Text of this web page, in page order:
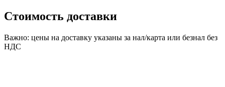
Стоимость доставки
Важно: цены на доставку указаны за нал/карта или безнал без
НДС